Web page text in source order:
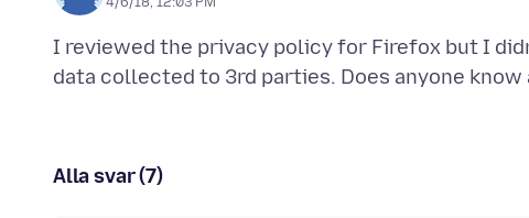
I reviewed the privacy policy for Firefox but I
Alla svar (7)